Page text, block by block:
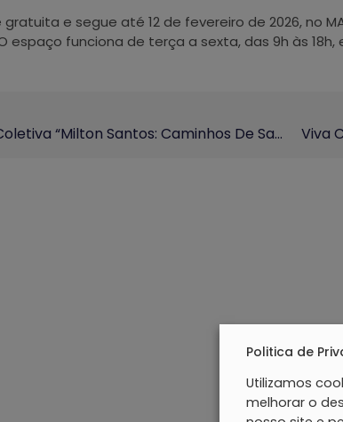
e segue até 12 de fevereiro de 2026, no
espaço funciona de terça a sexta, das 9h às 18h,
Exposição Coletiva “Milton Santos: Caminhos De Saúde E Território” Inaugura No Espaço Das Artes Da FCM
Politica de
Utilizamos
melhorar o